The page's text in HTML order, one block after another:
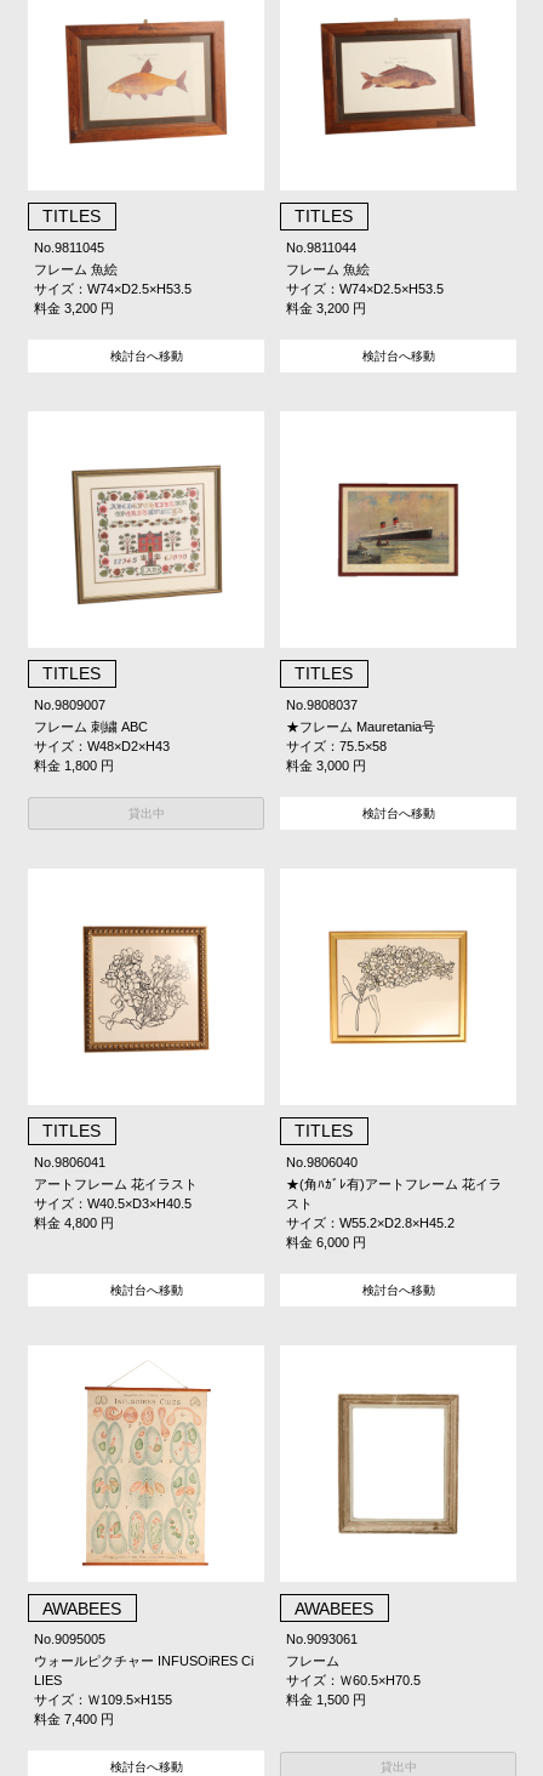
TITLES
No.9811045
フレーム 魚絵
サイズ：W74×D2.5×H53.5
料金 3,200 円
検討台へ移動
TITLES
No.9811044
フレーム 魚絵
サイズ：W74×D2.5×H53.5
料金 3,200 円
検討台へ移動
TITLES
No.9809007
フレーム 刺繍 ABC
サイズ：W48×D2×H43
料金 1,800 円
貸出中
TITLES
No.9808037
★フレーム Mauretania号
サイズ：75.5×58
料金 3,000 円
検討台へ移動
TITLES
No.9806041
アートフレーム 花イラスト
サイズ：W40.5×D3×H40.5
料金 4,800 円
検討台へ移動
TITLES
No.9806040
★(角ﾊｶﾞﾚ有)アートフレーム 花イラ
スト
サイズ：W55.2×D2.8×H45.2
料金 6,000 円
検討台へ移動
AWABEES
No.9095005
ウォールピクチャー INFUSOiRES Ci
LIES
サイズ：Ｗ109.5×H155
料金 7,400 円
検討台へ移動
AWABEES
No.9093061
フレーム
サイズ：Ｗ60.5×H70.5
料金 1,500 円
貸出中